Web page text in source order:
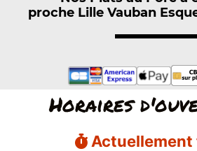
proche Lille Vauban
Horaires
Actuellement